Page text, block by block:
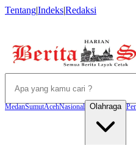
Tentang|Indeks|Redaksi
MedanSumutAcehNasional Olahraga